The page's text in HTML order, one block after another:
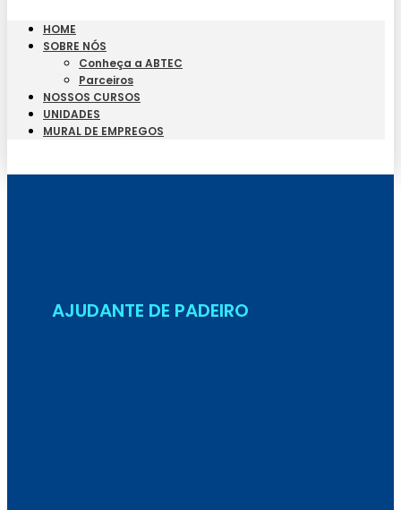
HOME
SOBRE NÓS
Conheça a ABTEC
Parceiros
NOSSOS CURSOS
UNIDADES
MURAL DE EMPREGOS
AJUDANTE DE PADEIRO